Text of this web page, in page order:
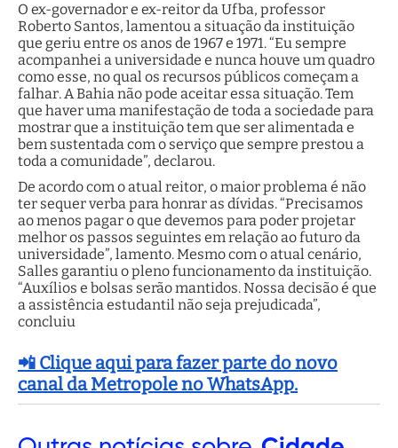
O ex-governador e ex-reitor da Ufba, professor
Roberto Santos, lamentou a situação da instituição
que geriu entre os anos de 1967 e 1971. “Eu sempre
acompanhei a universidade e nunca houve um quadro
como esse, no qual os recursos públicos começam a
falhar. A Bahia não pode aceitar essa situação. Tem
que haver uma manifestação de toda a sociedade para
mostrar que a instituição tem que ser alimentada e
bem sustentada com o serviço que sempre prestou a
toda a comunidade”, declarou.
De acordo com o atual reitor, o maior problema é não
ter sequer verba para honrar as dívidas. “Precisamos
ao menos pagar o que devemos para poder projetar
melhor os passos seguintes em relação ao futuro da
universidade”, lamento. Mesmo com o atual cenário,
Salles garantiu o pleno funcionamento da instituição.
“Auxílios e bolsas serão mantidos. Nossa decisão é que
a assistência estudantil não seja prejudicada”,
concluiu
📲 Clique aqui para fazer parte do novo
canal da Metropole no WhatsApp.